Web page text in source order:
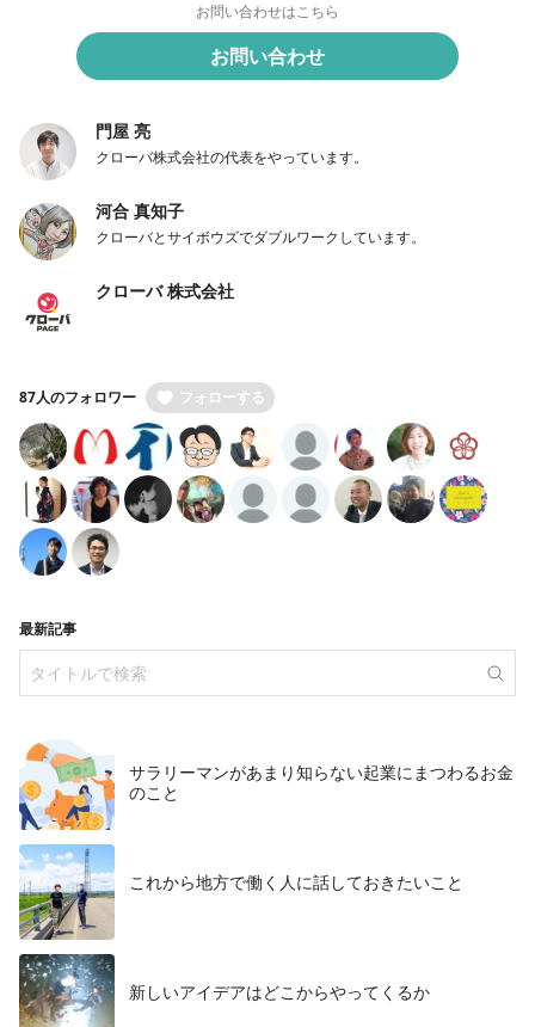
お問い合わせはこちら
お問い合わせ
門屋 亮
クローバ株式会社の代表をやっています。
河合 真知子
クローバとサイボウズでダブルワークしています。
クローバ 株式会社
87人のフォロワー フォローする
最新記事
サラリーマンがあまり知らない起業にまつわるお金
のこと
これから地方で働く人に話しておきたいこと
​新しいアイデアはどこからやってくるか